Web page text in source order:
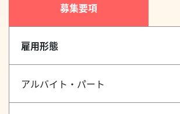
募集要項
雇用形態
アルバイト・パート